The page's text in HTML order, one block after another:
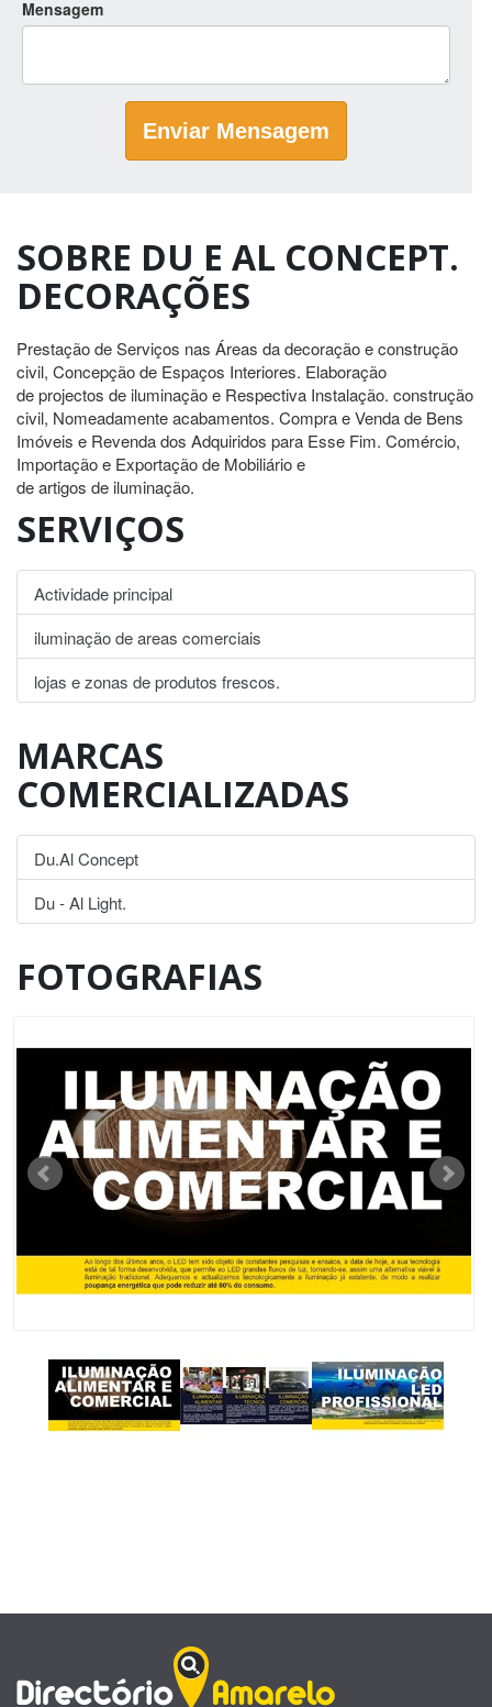
Mensagem
Enviar Mensagem
SOBRE DU E AL CONCEPT.
DECORAÇÕES
Prestação de Serviços nas Áreas da decoração e construção
civil, Concepção de Espaços Interiores. Elaboração
de projectos de iluminação e Respectiva Instalação. construção
civil, Nomeadamente acabamentos. Compra e Venda de Bens
Imóveis e Revenda dos Adquiridos para Esse Fim. Comércio,
Importação e Exportação de Mobiliário e
de artigos de iluminação.
SERVIÇOS
Actividade principal
iluminação de areas comerciais
lojas e zonas de produtos frescos.
MARCAS
COMERCIALIZADAS
Du.Al Concept
Du - Al Light.
FOTOGRAFIAS